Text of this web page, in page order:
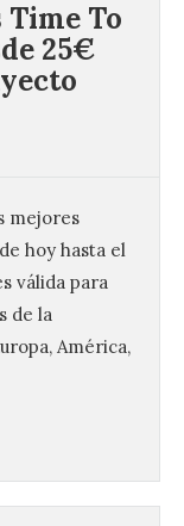
To
25€
mejores
hoy hasta el
válida para
de la
América,